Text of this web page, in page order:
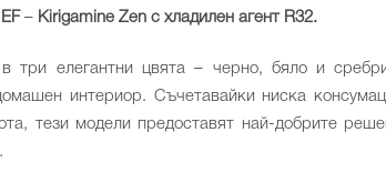
EF – Kirigamine Zen с хладилен агент R32.
в три елегантни цвята – черно, бяло и
интериор. Съчетавайки ниска
тези модели предоставят най-добрите